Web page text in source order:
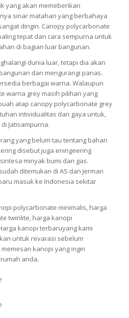
yang akan memeberikan
sinar matahari yang berbahaya
dingin. Canopy polycarbonate
tepat dan cara sempurna untuk
di bagian luar bangunan.
dunia luar, tetapi dia akan
dan mengurangi panas.
berbagai warna. Walaupun
warna grey masih pilihan yang
atap canopy polycarbonate grey
intividualitas dan gaya untuk,
Jatisampurna.
yang belum tau tentang bahan
disebut juga eningeering
minyak bumi dan gas.
ditemukan di AS dan Jerman
masuk ke Indonesia sekitar
polycarbonate minimalis, harga
twinlite, harga kanopi
kanopi terbaruyang kami
untuk revarasi sebelum
kanopi yang ingin
anda.